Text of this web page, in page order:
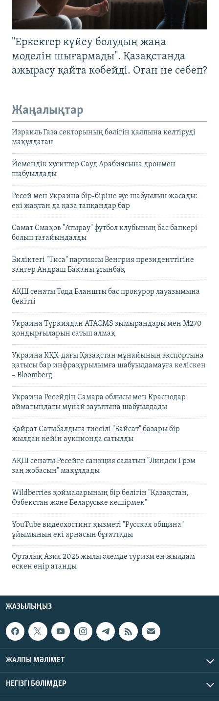
"Еркектер күйеу болудың жаңа
моделін шығармады". Қазақстанда
ажырасу қайта көбейді. Оған не себеп?
Жаңалықтар
Израиль Газа секторының бөлігін қалпына келтіруді
мақұлдаған
Йемендік хуситтер Сауд Арабиясына дронмен
шабуылдады
Ресей мен Украина бір-біріне әуе шабуылын жасады:
екі жақтан да қаза тапқандар бар
Самат Смақов "Атырау" футбол клубының бас бапкері
болып тағайындалды
Биліктегі "Тиса" партиясы Венгрия президенттігіне
заңгер Андраш Баканы ұсынбақ
АҚШ сенаты Тодд Бланшты бас прокурор лауазымына
бекітті
Украина Түркиядан ATACMS зымырандары мен M270
қондырғыларын сатып алмақ
Украина КҚК-дағы Қазақстан мұнайының экспортына
қатысы бар инфрақұрылымға шабуылдамауға келіскен
– Bloomberg
Украина Ресейдің Самара облысы мен Краснодар
аймағындағы мұнай зауытына шабуылдады
Қайрат Сатыбалдыға тиесілі "Байсат" базары бір
жылдан кейін аукционда сатылды
АҚШ сенаты Ресейге санкция салатын "Линдси Грэм
заң жобасын" мақұлдады
Wildberries қоймаларының бір бөлігін "Қазақстан,
Өзбекстан және Беларуське көшірмек"
YouTube видеохостинг қызметі "Русская община"
ұйымының екі арнасын бұғаттады
Орталық Азия 2025 жылы әлемде туризм ең жылдам
өскен өңір атанды
ЖАЗЫЛЫҢЫЗ
ЖАЛПЫ МӘЛІМЕТ
НЕГІЗГІ БӨЛІМДЕР